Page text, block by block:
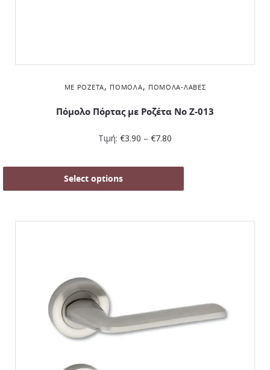
ΜΕ ΡΟΖΈΤΑ, ΠΌΜΟΛΑ, ΠΌΜΟΛΑ-ΛΑΒΈΣ
Πόμολο Πόρτας με Ροζέτα No Z-013
Τιμή: €3.90 – €7.80
Select options